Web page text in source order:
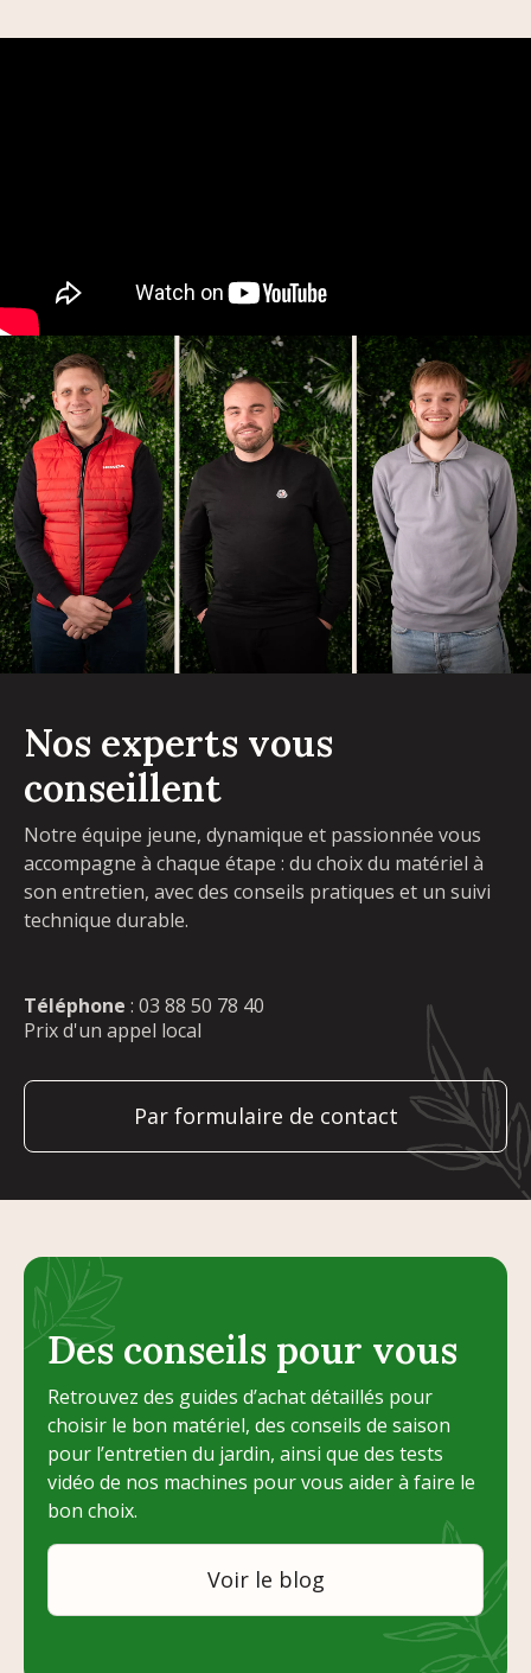
Nos experts vous
conseillent
Notre équipe jeune, dynamique et passionnée vous
accompagne à chaque étape : du choix du matériel à
son entretien, avec des conseils pratiques et un suivi
technique durable.
Téléphone : 03 88 50 78 40
Prix d'un appel local
Par formulaire de contact
Des conseils pour vous
Retrouvez des guides d’achat détaillés pour
choisir le bon matériel, des conseils de saison
pour l’entretien du jardin, ainsi que des tests
vidéo de nos machines pour vous aider à faire le
bon choix.
Voir le blog